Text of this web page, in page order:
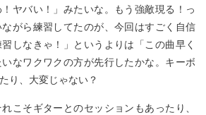
ヤバい！」みたいな。もう強敵現る！っ
がら練習してたのが、今回はすごく自信
しなきゃ！」というよりは「この曲早く
なワクワクの方が先行したかな。キーボ
り、大変じゃない？
こそギターとのセッションもあったり、